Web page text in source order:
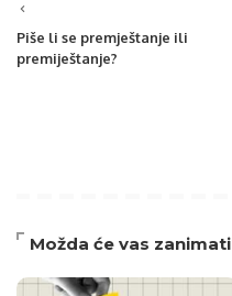
Piše li se premještanje ili
premiještanje?
Možda će vas zanimati